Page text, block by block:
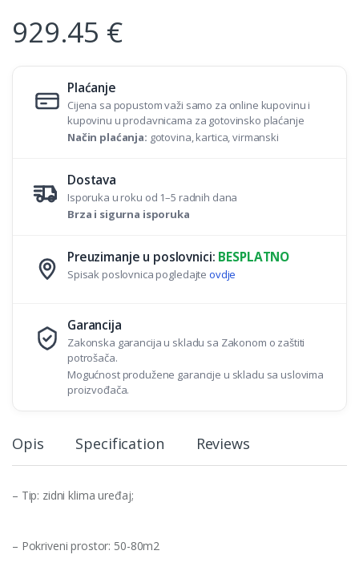
929.45 €
Plaćanje
Cijena sa popustom važi samo za online kupovinu i
kupovinu u prodavnicama za gotovinsko plaćanje
Način plaćanja: gotovina, kartica, virmanski
Dostava
Isporuka u roku od 1–5 radnih dana
Brza i sigurna isporuka
Preuzimanje u poslovnici: BESPLATNO
Spisak poslovnica pogledajte ovdje
Garancija
Zakonska garancija u skladu sa Zakonom o zaštiti
potrošača.
Mogućnost produžene garancije u skladu sa uslovima
proizvođača.
Opis Specification Reviews
– Tip: zidni klima uređaj;
– Pokriveni prostor: 50-80m2